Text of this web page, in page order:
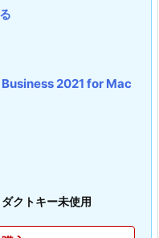
2021 for Mac
クトキー未使用